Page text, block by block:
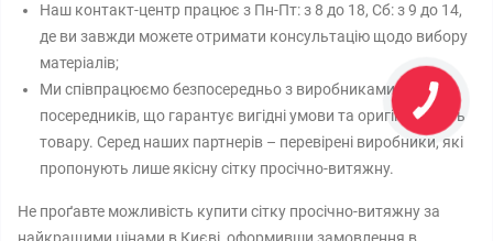
Наш контакт-центр працює з Пн-Пт: з 8 до 18, Сб: з 9 до 14,
де ви завжди можете отримати консультацію щодо вибору
матеріалів;
Ми співпрацюємо безпосередньо з виробниками без
посередників, що гарантує вигідні умови та оригінальність
товару. Серед наших партнерів – перевірені виробники, які
пропонують лише якісну сітку просічно-витяжну.
Не проґавте можливість купити сітку просічно-витяжну за